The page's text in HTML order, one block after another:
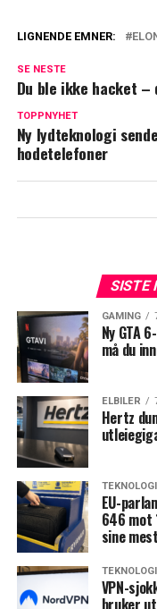
LIGNENDE EMNER:
SE NESTE
Du ble ikke hacket
TOPPNYHET
Ny lydteknologi
hodetelefoner
SISTE
GAMING
Ny GTA
må du
ELBILER
Hertz
TEKNOLOGI
EU-
646 mot
sine
TEKNOLOGI
VPN-
bruker